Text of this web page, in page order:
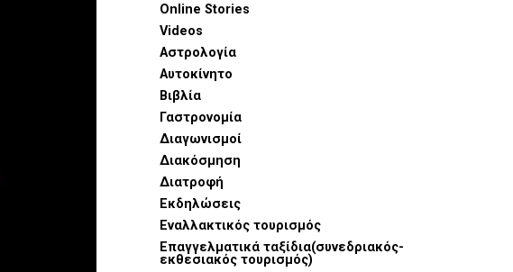
Online Stories
Videos
Αστρολογία
Αυτοκίνητο
Βιβλία
Γαστρονομία
Διαγωνισμοί
Διακόσμηση
Διατροφή
Εκδηλώσεις
Εναλλακτικός τουρισμός
Επαγγελματικά ταξίδια(συνεδριακός-
εκθεσιακός τουρισμός)